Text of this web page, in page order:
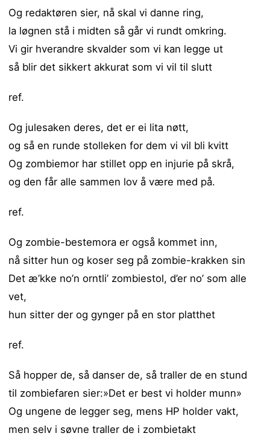
Og redaktøren sier, nå skal vi danne ring,
la løgnen stå i midten så går vi rundt omkring.
Vi gir hverandre skvalder som vi kan legge ut
så blir det sikkert akkurat som vi vil til slutt
ref.
Og julesaken deres, det er ei lita nøtt,
og så en runde stolleken for dem vi vil bli kvitt
Og zombiemor har stillet opp en injurie på skrå,
og den får alle sammen lov å være med på.
ref.
Og zombie-bestemora er også kommet inn,
nå sitter hun og koser seg på zombie-krakken sin
Det æ’kke no’n orntli’ zombiestol, d’er no’ som alle
vet,
hun sitter der og gynger på en stor platthet
ref.
Så hopper de, så danser de, så traller de en stund
til zombiefaren sier:»Det er best vi holder munn»
Og ungene de legger seg, mens HP holder vakt,
men selv i søvne traller de i zombietakt